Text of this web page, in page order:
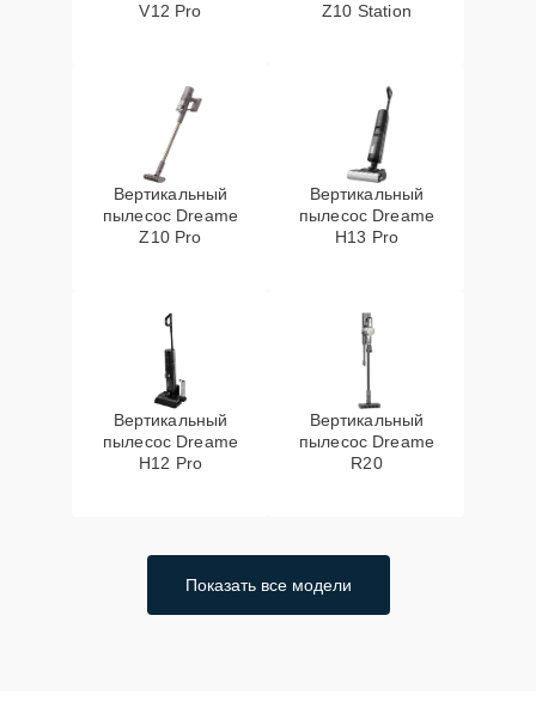
V12 Pro
Z10 Station
Вертикальный
пылесос Dreame
Z10 Pro
Вертикальный
пылесос Dreame
H13 Pro
Вертикальный
пылесос Dreame
H12 Pro
Вертикальный
пылесос Dreame
R20
Показать все модели